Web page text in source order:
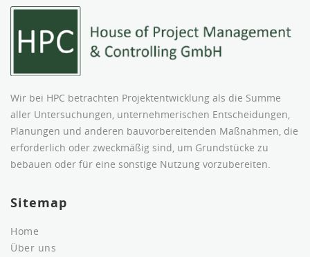
Wir bei HPC betrachten Projektentwicklung als die Summe
aller Untersuchungen, unternehmerischen Entscheidungen,
Planungen und anderen bauvorbereitenden Maßnahmen, die
erforderlich oder zweckmäßig sind, um Grundstücke zu
bebauen oder für eine sonstige Nutzung vorzubereiten.
Sitemap
Home
Über uns